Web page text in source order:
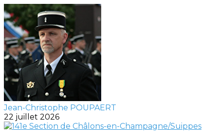
Jean-Christophe POUPAERT
22 juillet 2026